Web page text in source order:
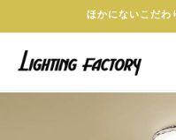
ほかにないこだわ